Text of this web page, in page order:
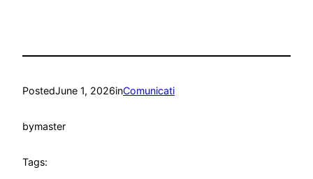
PostedJune 1, 2026inComunicati
bymaster
Tags: